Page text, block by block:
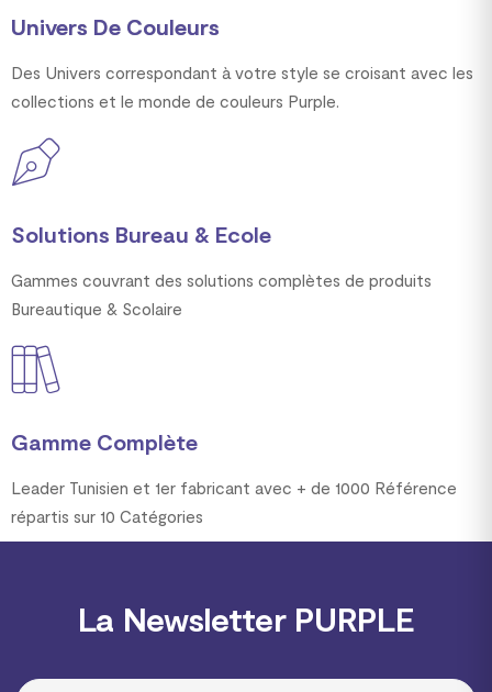
Univers De Couleurs
Des Univers correspondant à votre style se croisant avec les
collections et le monde de couleurs Purple.
Solutions Bureau & Ecole
Gammes couvrant des solutions complètes de produits
Bureautique & Scolaire
Gamme Complète
Leader Tunisien et 1er fabricant avec + de 1000 Référence
répartis sur 10 Catégories
La Newsletter PURPLE